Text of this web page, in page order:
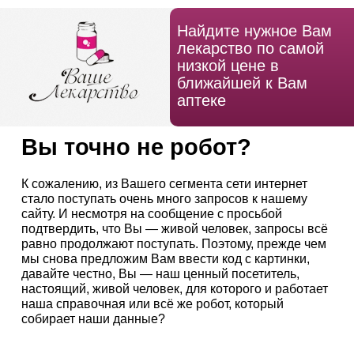
Найдите нужное Вам
лекарство по самой
низкой цене в
ближайшей к Вам
аптеке
Вы точно не робот?
К сожалению, из Вашего сегмента сети интернет
стало поступать очень много запросов к нашему
сайту. И несмотря на сообщение с просьбой
подтвердить, что Вы — живой человек, запросы всё
равно продолжают поступать. Поэтому, прежде чем
мы снова предложим Вам ввести код с картинки,
давайте честно, Вы — наш ценный посетитель,
настоящий, живой человек, для которого и работает
наша справочная или всё же робот, который
собирает наши данные?